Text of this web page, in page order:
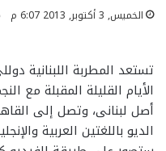
الخميس, 3 أكتوبر, 2013 6:07 م
تستعد المطربة اللبنانية
الأيام القليلة المقبلة مع
أصل لبنانى، وتصل إلى
الديو باللغتين العربية